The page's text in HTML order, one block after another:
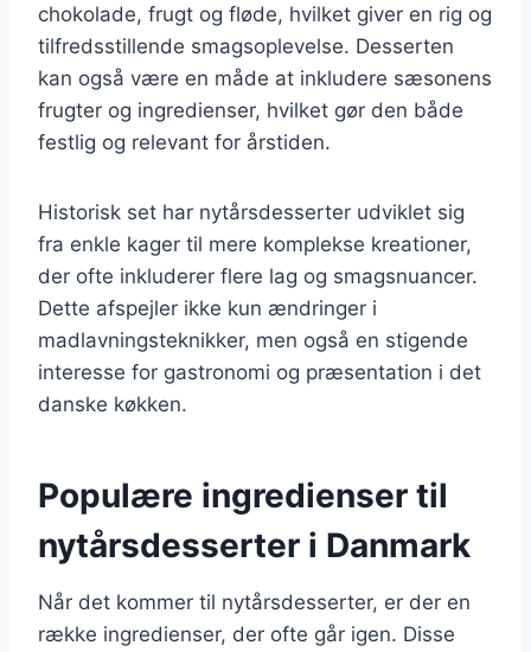
chokolade, frugt og fløde, hvilket giver en rig og
tilfredsstillende smagsoplevelse. Desserten
kan også være en måde at inkludere sæsonens
frugter og ingredienser, hvilket gør den både
festlig og relevant for årstiden.
Historisk set har nytårsdesserter udviklet sig
fra enkle kager til mere komplekse kreationer,
der ofte inkluderer flere lag og smagsnuancer.
Dette afspejler ikke kun ændringer i
madlavningsteknikker, men også en stigende
interesse for gastronomi og præsentation i det
danske køkken.
Populære ingredienser til
nytårsdesserter i Danmark
Når det kommer til nytårsdesserter, er der en
række ingredienser, der ofte går igen. Disse